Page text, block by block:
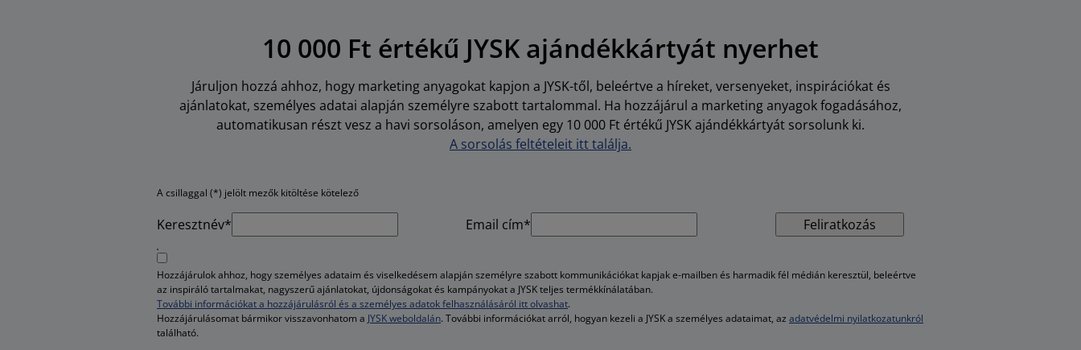
10 000 Ft értékű JYSK ajándékkártyát nyerhet
Járuljon hozzá ahhoz, hogy marketing anyagokat kapjon a JYSK-től, beleértve a híreket, versenyeket, inspirációkat és
ajánlatokat, személyes adatai alapján személyre szabott tartalommal. Ha hozzájárul a marketing anyagok fogadásához,
automatikusan részt vesz a havi sorsoláson, amelyen egy 10 000 Ft értékű JYSK ajándékkártyát sorsolunk ki.
A sorsolás feltételeit itt találja.
A csillaggal (*) jelölt mezők kitöltése kötelező
Keresztnév* Email cím* Feliratkozás
Hozzájárulok ahhoz, hogy személyes adataim és viselkedésem alapján személyre szabott kommunikációkat kapjak e-mailben és harmadik fél médián keresztül, beleértve
az inspiráló tartalmakat, nagyszerű ajánlatokat, újdonságokat és kampányokat a JYSK teljes termékkínálatában.
További információkat a hozzájárulásról és a személyes adatok felhasználásáról itt olvashat.
Hozzájárulásomat bármikor visszavonhatom a JYSK weboldalán. További információkat arról, hogyan kezeli a JYSK a személyes adataimat, az adatvédelmi nyilatkozatunkról
található.